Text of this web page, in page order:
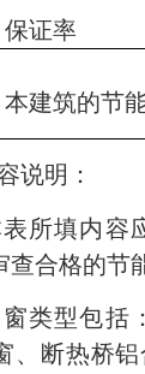
保证率
本建筑的节
明：
填内容
查合格的节
型包括
、断热桥